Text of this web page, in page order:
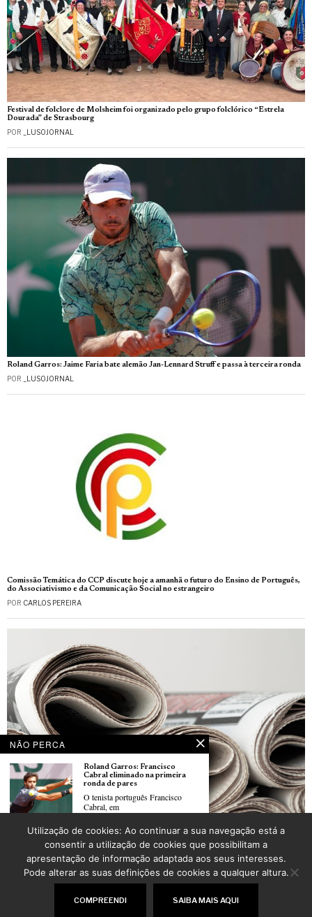
Festival de folclore de Molsheim foi organizado pelo grupo folclórico “Estrela
Dourada” de Strasbourg
POR _LUSOJORNAL
Roland Garros: Jaime Faria bate alemão Jan-Lennard Struff e passa à terceira ronda
POR _LUSOJORNAL
Comissão Temática do CCP discute hoje a amanhã o futuro do Ensino de Português,
do Associativismo e da Comunicação Social no estrangeiro
POR CARLOS PEREIRA
Arquivos da versão em papel do LusoJornal já estão disponíveis
_LUSOJORNAL
©2026LusoJornal | Todos os direitos reservados
NÃO PERCA
Roland Garros: Francisco
Cabral eliminado na primeira
ronda de pares
O tenista português Francisco
Cabral, em
Roland Garros: Jaime Faria bate
alemão Jan-Lennard Struff e
passa à terceira ronda
O ‘qualifier’ Jaime Faria, número
Utilização de cookies: Ao continuar a sua navegação está a
consentir a utilização de cookies que possibilitam a
apresentação de informação adaptada aos seus interesses.
Pode alterar as suas definições de cookies a qualquer altura.
COMPREENDI SAIBA MAIS AQUI